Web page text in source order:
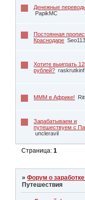
Денежные
PapikMC
Постоянная
Краснодаре Seo113
Хотите выиграть
рублей? raskrutkinf
МММ в Африке!
Зарабатываем и
путешествуем с
uncleravil
Страница:1
»Форум о
Путешествия